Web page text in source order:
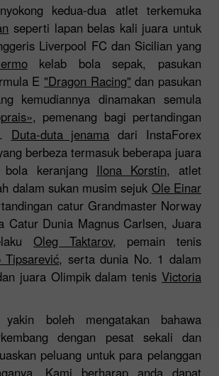
kedua-dua atlet terkemuka
seperti lapan belas kali juara untuk
Liverpool FC dan Sicilian yang
kelab bola sepak, pasukan
E "Dragon Racing" dan pasukan
kemudiannya dinamakan semula
, pemenang bagi pertandingan
Duta-duta jenama dari InstaForex
berbeza termasuk beberapa juara
keranjang Ilona Korstin, atlet
dalam sukan musim sejuk Ole Einar
catur Grandmaster Norway
Catur Dunia Magnus Carlsen, Juara
Oleg Taktarov, pemain tenis
Tipsarević, serta dunia No. 1 dalam
juara Olimpik dalam tenis Victoria
boleh mengatakan bahawa
dengan pesat sekali dan
peluang untuk para pelanggan
Kami berharap anda dapat